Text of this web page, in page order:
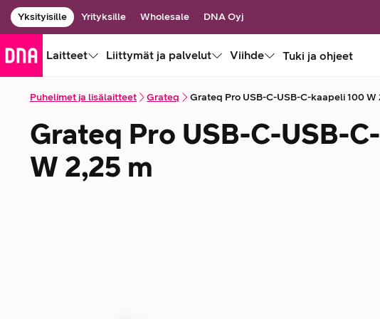
Yksityisille Yrityksille Wholesale DNA Oyj
Laitteet Liittymät ja palvelut Viihde Tuki ja ohjeet
Puhelimet ja lisälaitteet Grateq Grateq Pro USB-C-USB-C-kaapeli 100 W
Grateq Pro USB-C-USB-
W 2,25 m